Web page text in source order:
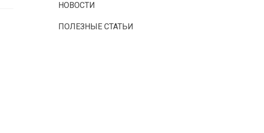
НОВОСТИ
ПОЛЕЗНЫЕ СТАТЬИ